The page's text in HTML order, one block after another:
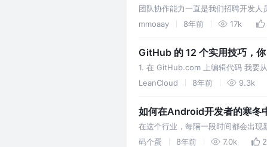
团队协作能力一直是我们招聘开发
良好的协作能力和习惯能显著提高
mmoaay 8年前 17k
GitHub 的 12 个实用技巧，
1. 在 GitHub.com 上编辑代码 我要
文件（任何文本文件、任何仓库）
LeanCloud 8年前 9.3k
如何在Android开发者的寒冬
在这个行业，每隔一段时间都会出现
广都是8k起，现在感觉移动开发工
码个蛋 8年前 7.0k